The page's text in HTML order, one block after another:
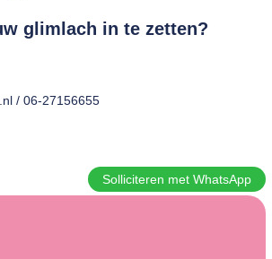
glimlach in te zetten?
/ 06-27156655
Solliciteren met WhatsApp